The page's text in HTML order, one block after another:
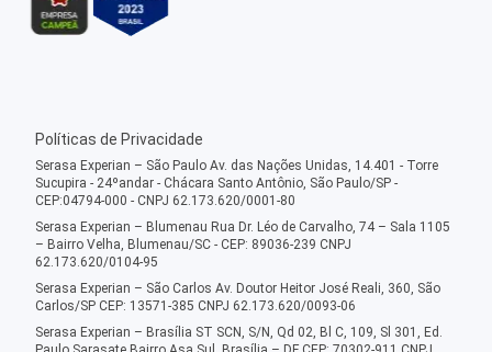
Políticas de Privacidade
Serasa Experian – São Paulo Av. das Nações Unidas, 14.401 - Torre
Sucupira - 24ºandar - Chácara Santo Antônio, São Paulo/SP -
CEP:04794-000 - CNPJ 62.173.620/0001-80
Serasa Experian – Blumenau Rua Dr. Léo de Carvalho, 74 – Sala 1105
– Bairro Velha, Blumenau/SC - CEP: 89036-239 CNPJ
62.173.620/0104-95
Serasa Experian – São Carlos Av. Doutor Heitor José Reali, 360, São
Carlos/SP CEP: 13571-385 CNPJ 62.173.620/0093-06
Serasa Experian – Brasília ST SCN, S/N, Qd 02, Bl C, 109, Sl 301, Ed.